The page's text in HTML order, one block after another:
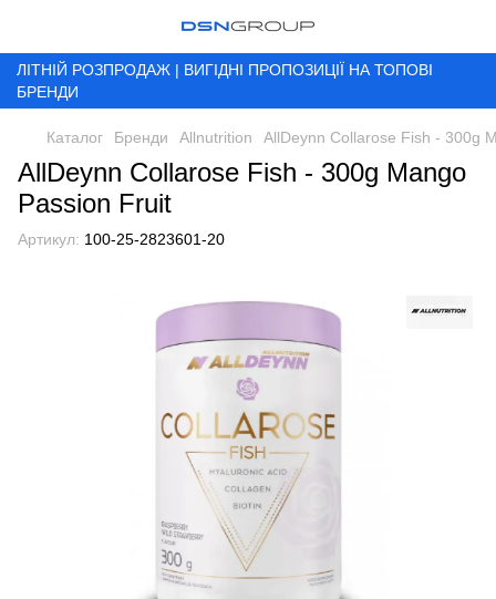
ЛІТНІЙ РОЗПРОДАЖ | ВИГІДНІ ПРОПОЗИЦІЇ НА ТОПОВІ
БРЕНДИ
Каталог Бренди Allnutrition AllDeynn Collarose Fish - 300g
AllDeynn Collarose Fish - 300g Mango
Passion Fruit
Артикул: 100-25-2823601-20